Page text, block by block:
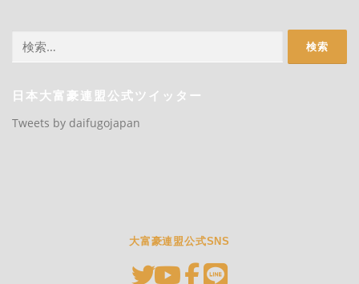
索:
日本大富豪連盟公式ツイッター
Tweets by daifugojapan
大富豪連盟公式SNS